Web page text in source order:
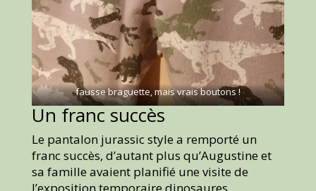
fausse braguette, mais vrais boutons !
Un franc succès
Le pantalon jurassic style a remporté un
franc succès, d’autant plus qu’Augustine et
sa famille avaient planifié une visite de